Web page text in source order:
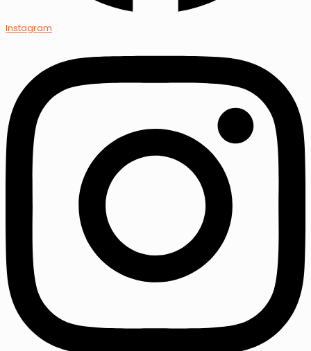
Instagram